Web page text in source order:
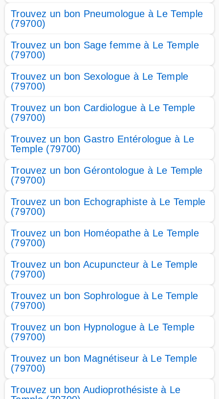
Trouvez un bon Pneumologue à Le Temple
(79700)
Trouvez un bon Sage femme à Le Temple
(79700)
Trouvez un bon Sexologue à Le Temple
(79700)
Trouvez un bon Cardiologue à Le Temple
(79700)
Trouvez un bon Gastro Entérologue à Le
Temple (79700)
Trouvez un bon Gérontologue à Le Temple
(79700)
Trouvez un bon Echographiste à Le Temple
(79700)
Trouvez un bon Homéopathe à Le Temple
(79700)
Trouvez un bon Acupuncteur à Le Temple
(79700)
Trouvez un bon Sophrologue à Le Temple
(79700)
Trouvez un bon Hypnologue à Le Temple
(79700)
Trouvez un bon Magnétiseur à Le Temple
(79700)
Trouvez un bon Audioprothésiste à Le